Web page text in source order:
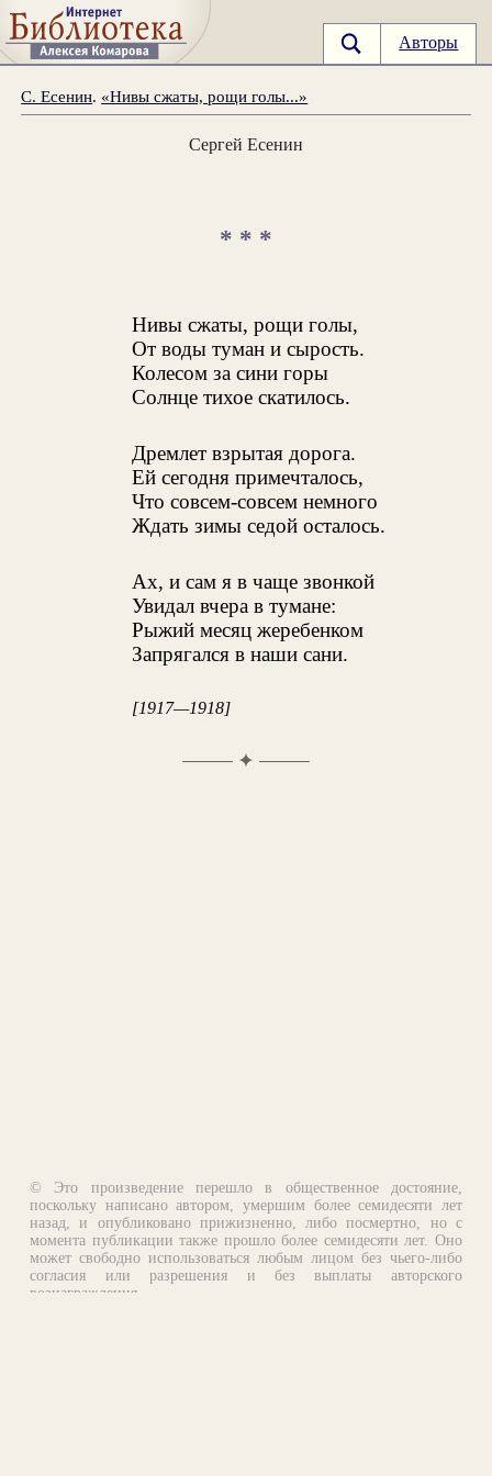
Авторы
С. Есенин. «Нивы сжаты, рощи голы...»
Сергей Есенин
* * *
Нивы сжаты, рощи голы,
От воды туман и сырость.
Колесом за сини горы
Солнце тихое скатилось.
Дремлет взрытая дорога.
Ей сегодня примечталось,
Что совсем-совсем немного
Ждать зимы седой осталось.
Ах, и сам я в чаще звонкой
Увидал вчера в тумане:
Рыжий месяц жеребенком
Запрягался в наши сани.
[1917—1918]
✦
© Это произведение перешло в общественное достояние,
поскольку написано автором, умершим более семидесяти лет
назад, и опубликовано прижизненно, либо посмертно, но с
момента публикации также прошло более семидесяти лет. Оно
может свободно использоваться любым лицом без чьего-либо
согласия или разрешения и без выплаты авторского
вознаграждения.